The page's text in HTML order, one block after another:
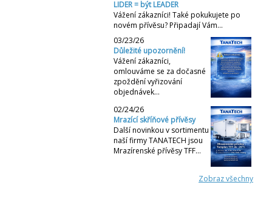
LIDER = být LEADER
Vážení zákazníci! Také pokukujete po
novém přívěsu? Připadají Vám…
03/23/26
Důležité upozornění!
Vážení zákazníci,
omlouváme se za dočasné
zpoždění vyřizování
objednávek…
02/24/26
Mrazící skříňové přívěsy
Další novinkou v sortimentu
naší firmy TANATECH jsou
Mrazírenské přívěsy TFF…
Zobraz všechny